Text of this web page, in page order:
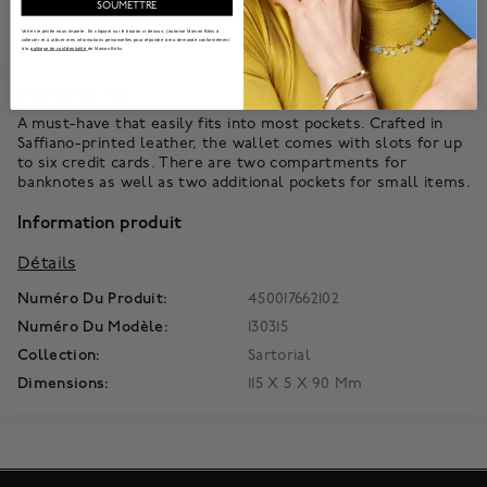
délai d’expédition. Pour plus d'informations sur la personnalisation de vos
articles Montblanc, veuillez contacter notre équipe de service à la
clientèle.
A must-have that easily fits into most pockets. Crafted in
Saffiano-printed leather, the wallet comes with slots for up
to six credit cards. There are two compartments for
banknotes as well as two additional pockets for small items.
Information produit
Détails
Numéro Du Produit:
450017662102
Numéro Du Modèle:
130315
Collection:
Sartorial
Dimensions:
115 X 5 X 90 Mm
SOUMETTRE
Votre vie privée nous importe. En cliquant sur le bouton ci-dessus, j'autorise Maison Bikrs à
collecter et à utiliser mes informations personnelles pour répondre à ma demande conformément
à lapolitique de confidentialité de Maison Birks.